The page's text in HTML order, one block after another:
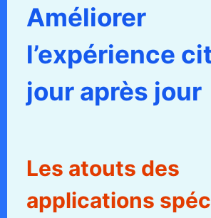
Améliorer
l’expérience
jour après jour
Les atouts des
applications